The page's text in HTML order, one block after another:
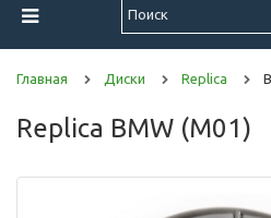
Главная Диски Replica
Replica BMW (M01)